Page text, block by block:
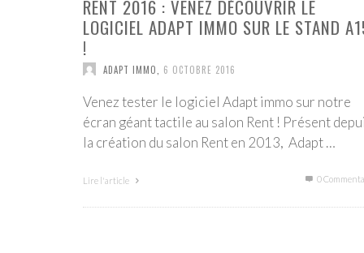
RENT 2016 : VENEZ DÉCOUVRIR LE
LOGICIEL ADAPT IMMO SUR LE STAND
!
ADAPT IMMO 6 OCTOBRE 2016
Venez tester le logiciel Adapt immo sur notre
écran géant tactile au salon Rent ! Présent
la création du salon Rent en 2013, Adapt …
Lire l'article 0